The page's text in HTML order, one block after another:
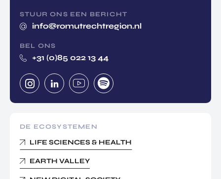
STUUR ONS EEN BERICHT
info@romutrechtregion.nl
BEL ONS
+31 (0)85 022 13 44
DE ECOSYSTEMEN
LIFE SCIENCES & HEALTH
EARTH VALLEY